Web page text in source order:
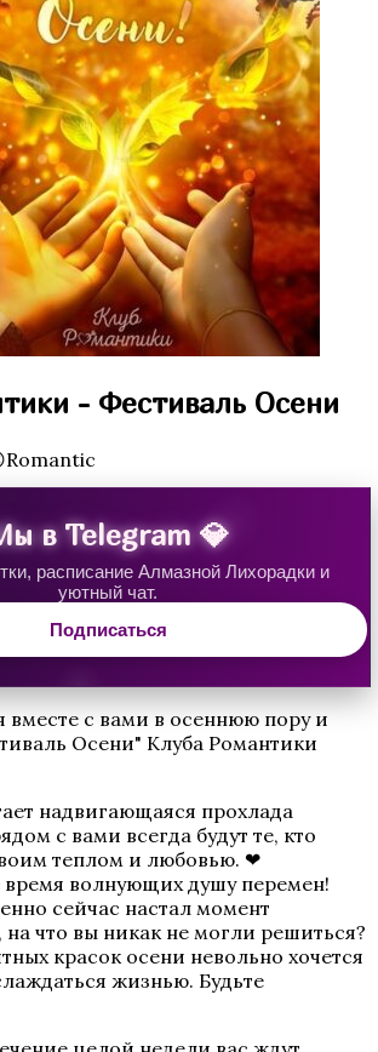
Миров. Том 2
- Фестиваль Осени
в Telegram 💎
расписание Алмазной Лихорадки и
уютный чат.
Подписаться
вместе с вами в осеннюю пору и
Осени" Клуба Романтики
надвигающаяся прохлада
с вами всегда будут те, кто
теплом и любовью. ❤
время волнующих душу перемен!
сейчас настал момент
на что вы никак не могли решиться?
красок осени невольно хочется
жизнью. Будьте